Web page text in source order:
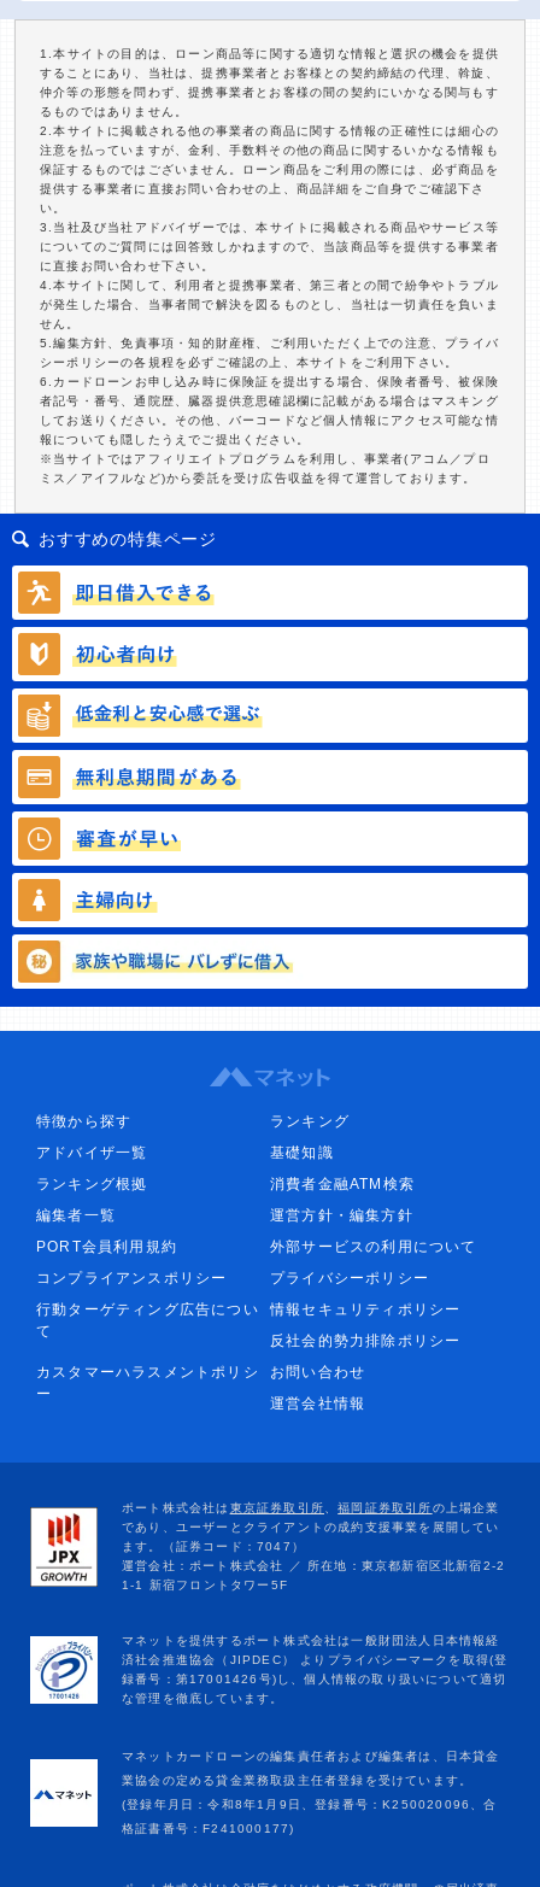
1.本サイトの目的は、ローン商品等に関する適切な情報と選択の機会を提供
することにあり、当社は、提携事業者とお客様との契約締結の代理、斡旋、
仲介等の形態を問わず、提携事業者とお客様の間の契約にいかなる関与もす
るものではありません。
2.本サイトに掲載される他の事業者の商品に関する情報の正確性には細心の
注意を払っていますが、金利、手数料その他の商品に関するいかなる情報も
保証するものではございません。ローン商品をご利用の際には、必ず商品を
提供する事業者に直接お問い合わせの上、商品詳細をご自身でご確認下さ
い。
3.当社及び当社アドバイザーでは、本サイトに掲載される商品やサービス等
についてのご質問には回答致しかねますので、当該商品等を提供する事業者
に直接お問い合わせ下さい。
4.本サイトに関して、利用者と提携事業者、第三者との間で紛争やトラブル
が発生した場合、当事者間で解決を図るものとし、当社は一切責任を負いま
せん。
5.編集方針、免責事項・知的財産権、ご利用いただく上での注意、プライバ
シーポリシーの各規程を必ずご確認の上、本サイトをご利用下さい。
6.カードローンお申し込み時に保険証を提出する場合、保険者番号、被保険
者記号・番号、通院歴、臓器提供意思確認欄に記載がある場合はマスキング
してお送りください。その他、バーコードなど個人情報にアクセス可能な情
報についても隠したうえでご提出ください。
※当サイトではアフィリエイトプログラムを利用し、事業者(アコム／プロ
ミス／アイフルなど)から委託を受け広告収益を得て運営しております。
おすすめの特集ページ
特徴から探す
ランキング
アドバイザ一覧
基礎知識
ランキング根拠
消費者金融ATM検索
編集者一覧
運営方針・編集方針
PORT会員利用規約
外部サービスの利用について
コンプライアンスポリシー
プライバシーポリシー
行動ターゲティング広告につい
て
情報セキュリティポリシー
反社会的勢力排除ポリシー
カスタマーハラスメントポリシ
ー
お問い合わせ
運営会社情報
マネットカードローンの編集責任者および編集者は、日本貸金
業協会の定める貸金業務取扱主任者登録を受けています。
(登録年月日：令和8年1月9日、登録番号：K250020096、合
格証書番号：F241000177)